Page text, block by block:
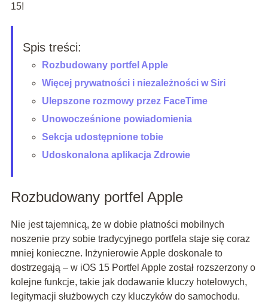
15!
Spis treści:
Rozbudowany portfel Apple
Więcej prywatności i niezależności w Siri
Ulepszone rozmowy przez FaceTime
Unowocześnione powiadomienia
Sekcja udostępnione tobie
Udoskonalona aplikacja Zdrowie
Rozbudowany portfel Apple
Nie jest tajemnicą, że w dobie płatności mobilnych
noszenie przy sobie tradycyjnego portfela staje się coraz
mniej konieczne. Inżynierowie Apple doskonale to
dostrzegają – w iOS 15 Portfel Apple został rozszerzony o
kolejne funkcje, takie jak dodawanie kluczy hotelowych,
legitymacji służbowych czy kluczyków do samochodu.